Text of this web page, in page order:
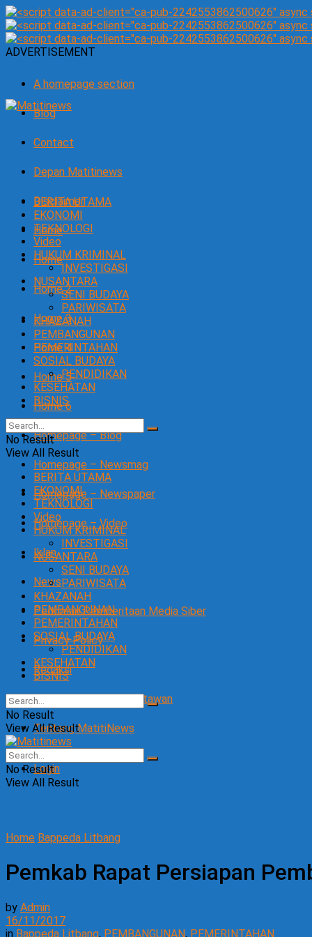
ADVERTISEMENT
A homepage section
Blog
Contact
Depan Matitinews
Disclaimer
Home
Home
Home 2
Home 3
Home 4
Home 5
Home 6
Homepage – Blog
Homepage – Newsmag
Homepage – Newspaper
Homepage – Video
Iklan
News
Pedoman Pemberitaan Media Siber
Privacy Policy
Redaksi
SOP Perlindungan Wartawan
Tentang MatitiNews
Login
BERITA UTAMA
EKONOMI
TEKNOLOGI
Video
HUKUM KRIMINAL
INVESTIGASI
NUSANTARA
SENI BUDAYA
PARIWISATA
KHAZANAH
PEMBANGUNAN
PEMERINTAHAN
SOSIAL BUDAYA
PENDIDIKAN
KESEHATAN
BISNIS
No Result
View All Result
BERITA UTAMA
EKONOMI
TEKNOLOGI
Video
HUKUM KRIMINAL
INVESTIGASI
NUSANTARA
SENI BUDAYA
PARIWISATA
KHAZANAH
PEMBANGUNAN
PEMERINTAHAN
SOSIAL BUDAYA
PENDIDIKAN
KESEHATAN
BISNIS
No Result
View All Result
No Result
View All Result
Home Bappeda Litbang
Pemkab Rapat Persiapan
by Admin
16/11/2017
in Bappeda Litbang, PEMBANGUNAN, PEMERINTAHAN